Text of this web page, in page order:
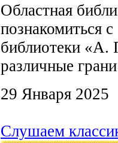
Областная
познакомиться
библиотеки «А.
различные
29 Января 2025
Слушаем